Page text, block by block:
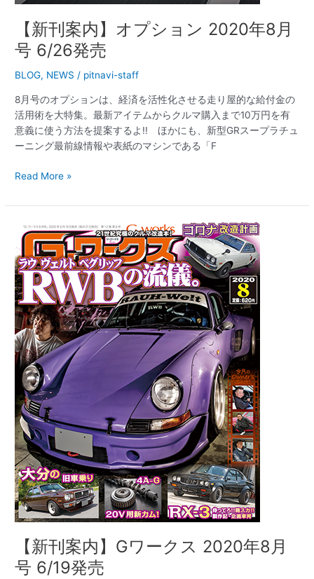
【新刊案内】オプション 2020年8月
号 6/26発売
BLOG, NEWS / pitnavi-staff
8月号のオプションは、経済を活性化させる走り屋的な給付金の
活用術を大特集。最新アイテムからクルマ購入まで10万円を有
意義に使う方法を提案するよ!! ほかにも、新型GRスープラチュ
ーニング最前線情報や表紙のマシンである「F
Read More »
【新刊案内】Gワークス 2020年8月
号 6/19発売
【新
案
内】
G
ワ
ー
ク
ス
2020
年
8
月
号
6/19
発
売